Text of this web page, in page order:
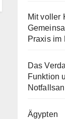
Mit voller
Praxis im
Das
Funktion
Ägypten